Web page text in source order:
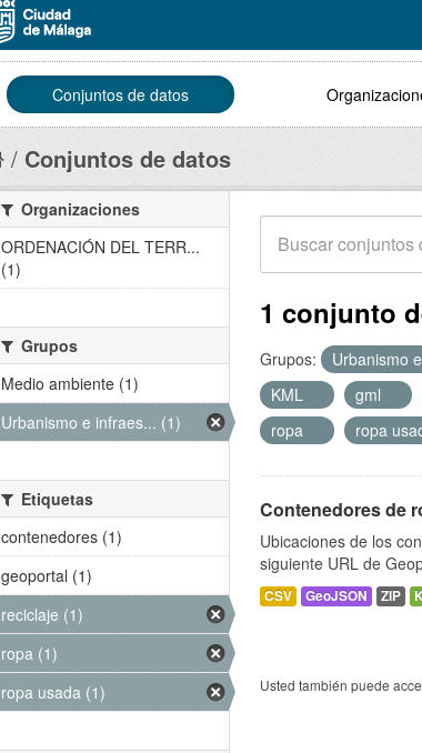
Conjuntos de datos
Conjuntos de datos
1 conjunto
Grupos: Urbanismo
KML
gml
ropa
ropa
Contenedores de
Ubicaciones de los
siguiente URL de
CSV GeoJSON ZIP
Usted también puede
Organizaciones
ORDENACIÓN DEL TERR...
(1)
Grupos
Medio ambiente (1)
Urbanismo e infraes... (1)
Etiquetas
contenedores (1)
geoportal (1)
reciclaje (1)
ropa (1)
ropa usada (1)